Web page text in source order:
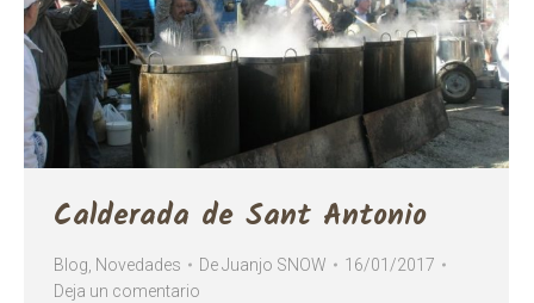
Calderada de Sant Antonio
Blog Novedades DeJuanjo SNOW
16/01/2017
Deja un comentario